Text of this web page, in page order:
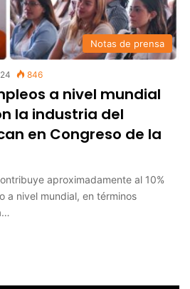
Notas de prensa
846
a nivel mundial
la industria del
en Congreso de la
aproximadamente al 10%
a nivel mundial, en términos